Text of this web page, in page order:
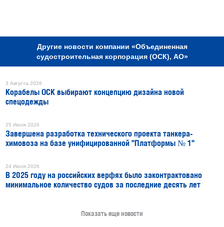
Другие новости компании «Объединенная
судостроительная корпорация (ОСК), АО»
3 Августа 2026
Корабелы ОСК выбирают концепцию дизайна новой
спецодежды
25 Июля 2026
Завершена разработка технического проекта танкера-
химовоза на базе унифицированной "Платформы № 1"
24 Июля 2026
В 2025 году на российских верфях было законтрактовано
минимальное количество судов за последние десять лет
Показать еще новости